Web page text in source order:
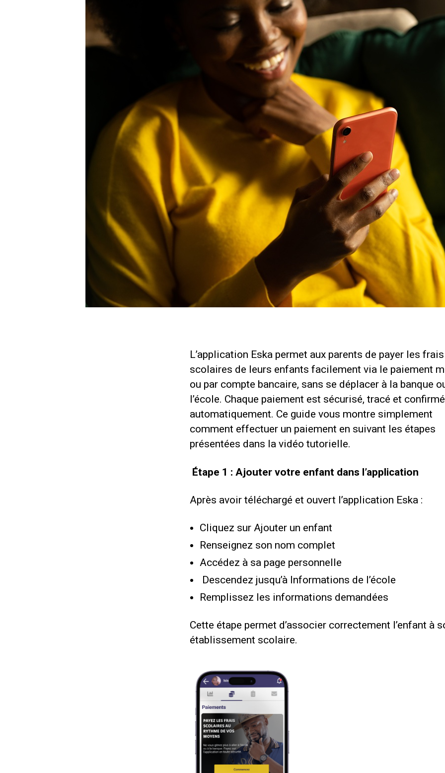
L’application Eska permet aux parents de payer les frais
scolaires de leurs enfants facilement via le paiement
ou par compte bancaire, sans se déplacer à la banque
l’école. Chaque paiement est sécurisé, tracé et confirmé
automatiquement. Ce guide vous montre simplement
comment effectuer un paiement en suivant les étapes
présentées dans la vidéo tutorielle.
Étape 1 : Ajouter votre enfant dans l’application
Après avoir téléchargé et ouvert l’application Eska :
Cliquez sur Ajouter un enfant
Renseignez son nom complet
Accédez à sa page personnelle
Descendez jusqu’à Informations de l’école
Remplissez les informations demandées
Cette étape permet d’associer correctement l’enfant à
établissement scolaire.